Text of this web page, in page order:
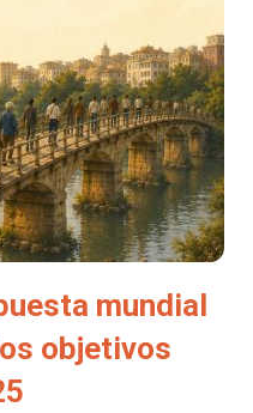
mundial
objetivos